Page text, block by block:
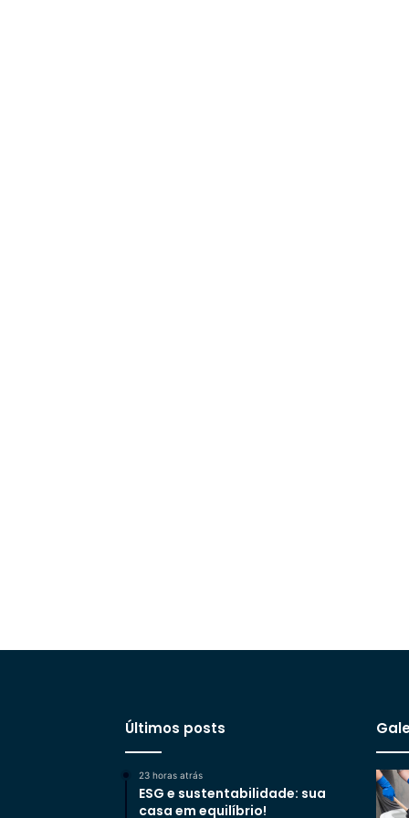
Últimos posts
23 horas atrás
ESG e sustentabilidade: sua
casa em equilíbrio!